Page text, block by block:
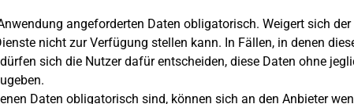
angeforderten Daten obligatorisch. Weigert sich der
nicht zur Verfügung stellen kann. In Fällen, in denen
sich die Nutzer dafür entscheiden, diese Daten ohne
Daten obligatorisch sind, können sich an den Anbieter